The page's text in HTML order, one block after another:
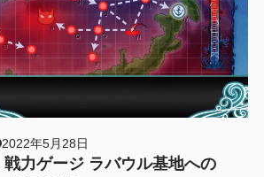
2022年5月28日
戦力ゲージ ラバウル基地への